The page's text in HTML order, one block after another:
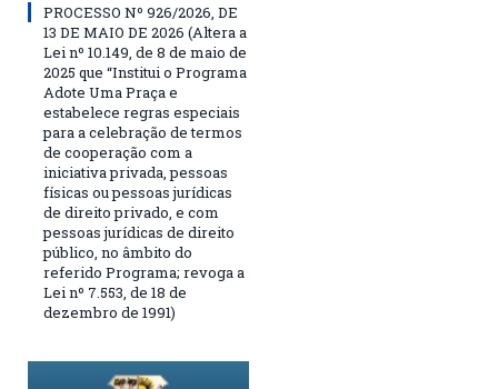
PROCESSO Nº 926/2026, DE
13 DE MAIO DE 2026 (Altera a
Lei nº 10.149, de 8 de maio de
2025 que “Institui o Programa
Adote Uma Praça e
estabelece regras especiais
para a celebração de termos
de cooperação com a
iniciativa privada, pessoas
físicas ou pessoas jurídicas
de direito privado, e com
pessoas jurídicas de direito
público, no âmbito do
referido Programa; revoga a
Lei nº 7.553, de 18 de
dezembro de 1991)